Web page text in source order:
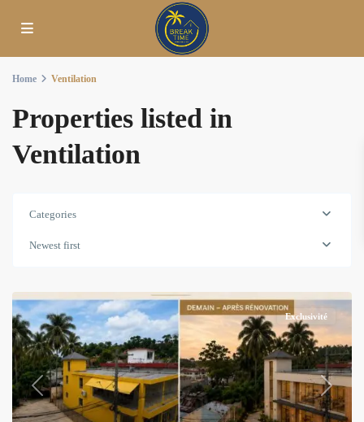
Home Ventilation
Properties listed in
Ventilation
Categories
Newest first
Previous Next
Exclusivité